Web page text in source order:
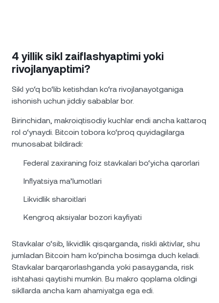
4 yillik sikl zaiflashyaptimi yoki
rivojlanyaptimi?
Sikl yo‘q bo‘lib ketishdan ko‘ra rivojlanayotganiga
ishonish uchun jiddiy sabablar bor.
Birinchidan, makroiqtisodiy kuchlar endi ancha kattaroq
rol o‘ynaydi. Bitcoin tobora ko‘proq quyidagilarga
munosabat bildiradi:
Federal zaxiraning foiz stavkalari bo‘yicha qarorlari
Inflyatsiya ma’lumotlari
Likvidlik sharoitlari
Kengroq aksiyalar bozori kayfiyati
Stavkalar o‘sib, likvidlik qisqarganda, riskli aktivlar, shu
jumladan Bitcoin ham ko‘pincha bosimga duch keladi.
Stavkalar barqarorlashganda yoki pasayganda, risk
ishtahasi qaytishi mumkin. Bu makro qoplama oldingi
sikllarda ancha kam ahamiyatga ega edi.